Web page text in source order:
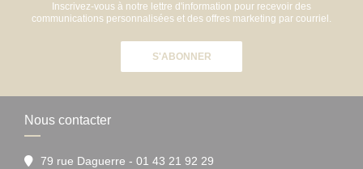
Inscrivez-vous à notre lettre d'information pour recevoir des
communications personnalisées et des offres marketing par courriel.
S'ABONNER
Nous contacter
79 rue Daguerre - 01 43 21 92 29